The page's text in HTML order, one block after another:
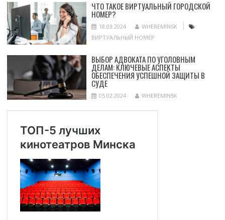
ЧТО ТАКОЕ ВИРТУАЛЬНЫЙ ГОРОДСКОЙ
НОМЕР?
18.03.2024
WHEREMINSK
ВИРТУАЛЬНЫЙ НОМЕР
ВЫБОР АДВОКАТА ПО УГОЛОВНЫМ
ДЕЛАМ: КЛЮЧЕВЫЕ АСПЕКТЫ
ОБЕСПЕЧЕНИЯ УСПЕШНОЙ ЗАЩИТЫ В
СУДЕ
05.02.2024 WHEREMINSK